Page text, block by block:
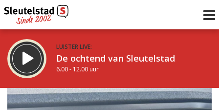
LUISTER LIVE:
De ochtend van Sleutelstad
6.00 - 12.00 uur
STRAKS:
De middag van Sleutelstad